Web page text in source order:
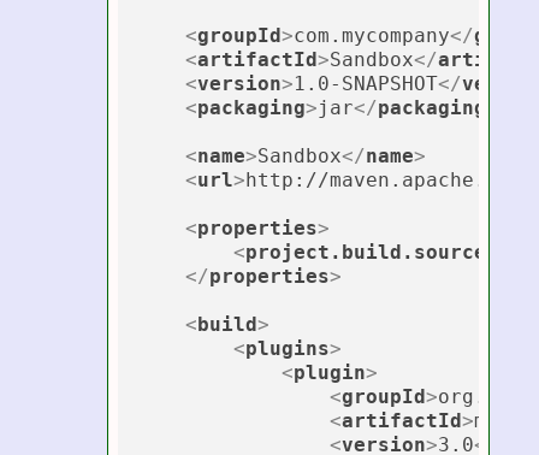
<groupId>com.mycompany</
<artifactId>Sandbox</
<version>1.0-SNAPSHOT</
<packaging>jar</packaging
<name>Sandbox</name>
<url>http://maven.apache.org
<properties>
<
</properties>
<build>
<plugins>
<plugin>
<groupId>
<artifactId>
<version>3.0</